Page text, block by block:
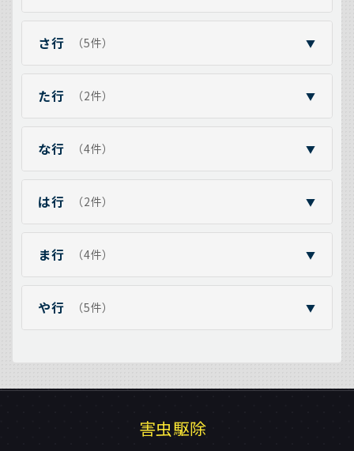
さ行 （5件） ▼
た行 （2件） ▼
な行 （4件） ▼
は行 （2件） ▼
ま行 （4件） ▼
や行 （5件） ▼
害虫駆除